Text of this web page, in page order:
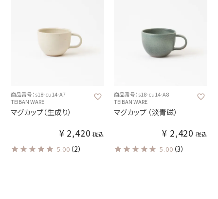
商品番号：s18-cu14-A7
TEIBAN WARE
マグカップ（生成り）
¥ 2,420 税込
5.00 （2）
商品番号：s18-cu14-A8
TEIBAN WARE
マグカップ （淡青磁）
¥ 2,420 税込
5.00 （3）